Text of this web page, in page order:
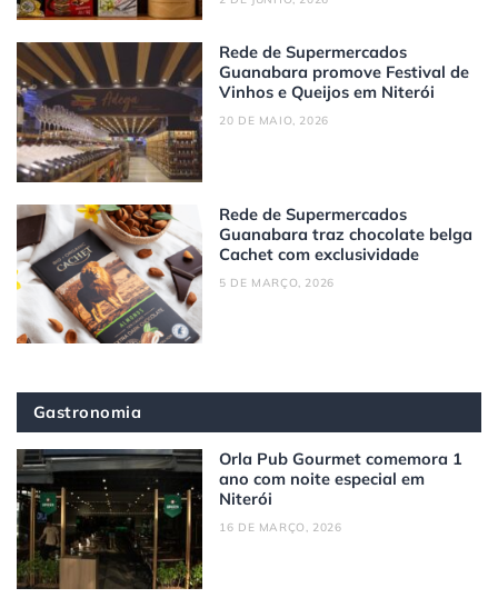
Rede de Supermercados
Guanabara promove Festival de
Vinhos e Queijos em Niterói
20 DE MAIO, 2026
Rede de Supermercados
Guanabara traz chocolate belga
Cachet com exclusividade
5 DE MARÇO, 2026
Gastronomia
Orla Pub Gourmet comemora 1
ano com noite especial em
Niterói
16 DE MARÇO, 2026